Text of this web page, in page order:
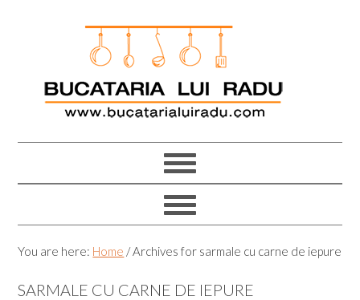
You are here: Home /Archives for sarmale cu carne de iepure
SARMALE CU CARNE DE IEPURE